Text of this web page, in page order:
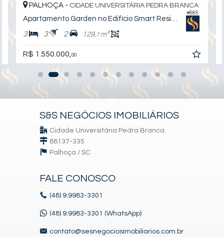
#669
PALHOÇA - CIDADE UNIVERSITÁRIA PEDRA BRANCA
3 3 2 129,7m²
R$ 1.550.000, 00
S&S NEGÓCIOS IMOBILIÁRIOS
Cidade Universitária Pedra Branca
88137-335
Palhoça / SC
FALE CONOSCO
(48) 9.9983-3301
(48) 9.9983-3301 (WhatsApp)
contato@sesnegociosimobiliarios.com.br